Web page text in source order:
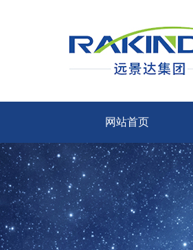
网站首页